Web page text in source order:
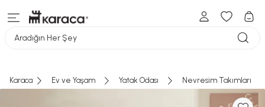
Aradığın Her Şey
Karaca Ev ve Yaşam Yatak Odası Nevresim Takımları